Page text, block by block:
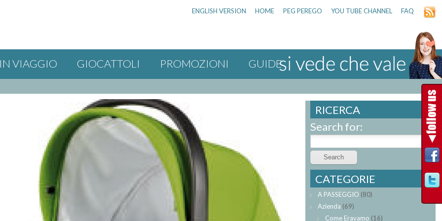
ENGLISH VERSION HOME PEG PEREGO YOU TUBE CHANNEL FAQ
IN VIAGGIO GIOCATTOLI PROMOZIONI
GUIDE
RICERCA
Search for:
CATEGORIE
A PASSEGGIO (80)
Azienda (69)
Come Eravamo (16)